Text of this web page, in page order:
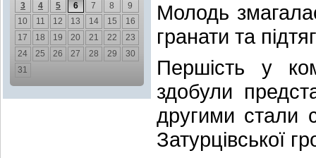
3
4 5 6 7 8
9
10
11 12 13 14 15
16
17
18 19 20 21 22
23
24
25 26 27 28 29
30
31
Молодь
гранати та
Першість у
здобули
другими стали
Затурцівської